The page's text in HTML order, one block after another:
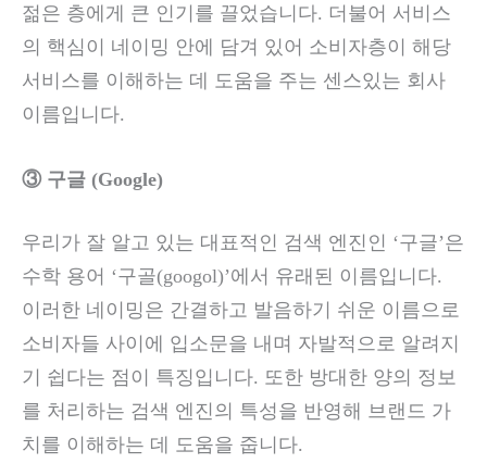
젊은 층에게 큰 인기를 끌었습니다. 더불어 서비스
의 핵심이 네이밍 안에 담겨 있어 소비자층이 해당
서비스를 이해하는 데 도움을 주는 센스있는 회사
이름입니다.
③ 구글 (Google)
우리가 잘 알고 있는 대표적인 검색 엔진인 ‘구글’은
수학 용어 ‘구골(googol)’에서 유래된 이름입니다.
이러한 네이밍은 간결하고 발음하기 쉬운 이름으로
소비자들 사이에 입소문을 내며 자발적으로 알려지
기 쉽다는 점이 특징입니다. 또한 방대한 양의 정보
를 처리하는 검색 엔진의 특성을 반영해 브랜드 가
치를 이해하는 데 도움을 줍니다.